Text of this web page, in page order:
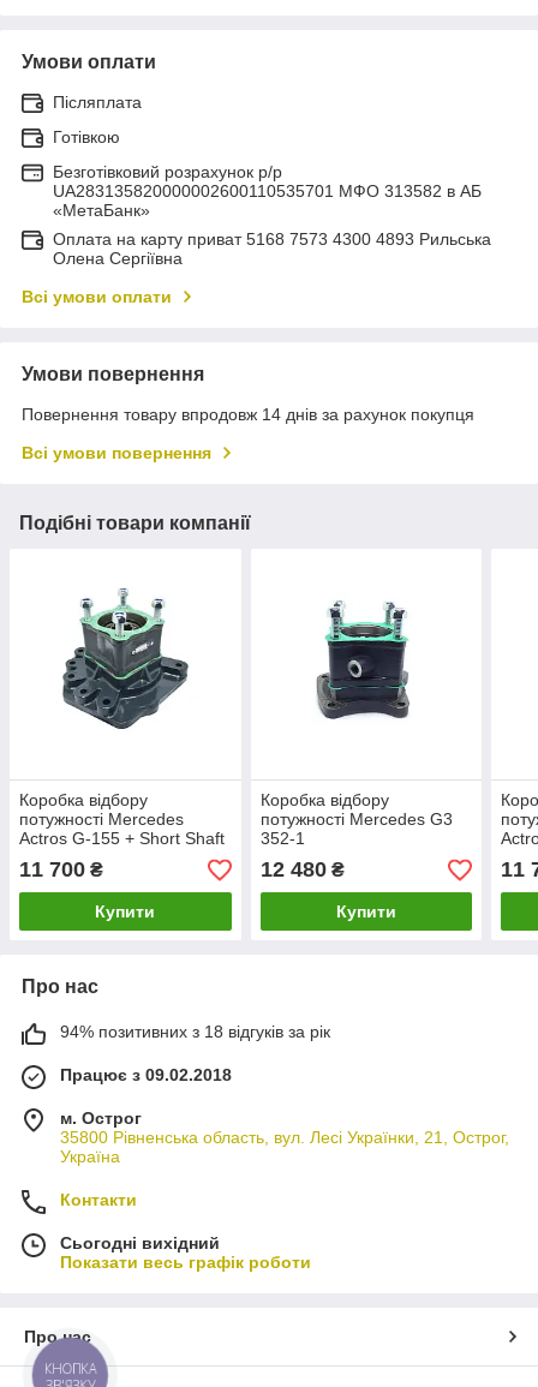
Умови оплати
Післяплата
Готівкою
Безготівковий розрахунок р/р
UA283135820000002600110535701 МФО 313582 в АБ
«МетаБанк»
Оплата на карту приват 5168 7573 4300 4893 Рильська
Олена Сергіївна
Всі умови оплати
Умови повернення
Повернення товару впродовж 14 днів за рахунок покупця
Всі умови повернення
Подібні товари компанії
Коробка відбору
потужності Mercedes
Actros G-155 + Short Shaft
(50126322-2)
11 700 ₴
Купити
Коробка відбору
потужності Mercedes G3
352-1
12 480₴
Купити
11
Про нас
94% позитивних з 18 відгуків за рік
Працює з 09.02.2018
м. Острог
35800 Рівненська область, вул. Лесі Українки, 21, Острог,
Україна
Контакти
Сьогодні вихідний
Показати весь графік роботи
Про нас
КНОПКА